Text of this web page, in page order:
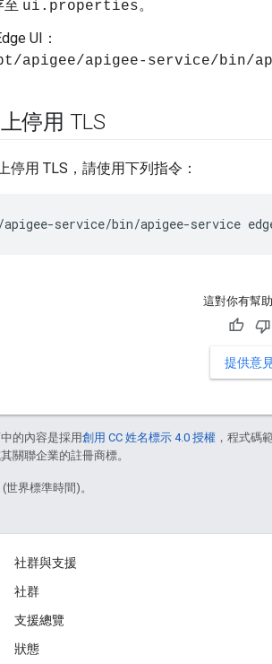
至 ui.properties。
UI：
apigee/apigee-service/bin/
停用 TLS
停用 TLS，請使用下列指令：
service/bin/apigee-service
這對你有幫
提供意
的內容是採用創用 CC 姓名標示 4.0 授權 ，程式碼
關聯企業的註冊商標。
界標準時間)。
社群與支援
社群
支援總覽
狀態